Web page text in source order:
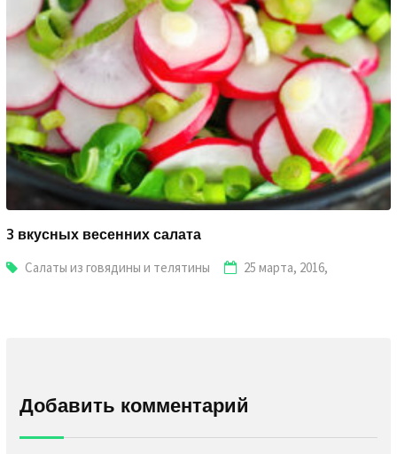
3 вкусных весенних салата
Салаты из говядины и телятины 25 марта, 2016,
Добавить комментарий